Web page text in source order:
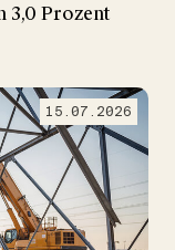
3,0 Prozent
15.07.2026